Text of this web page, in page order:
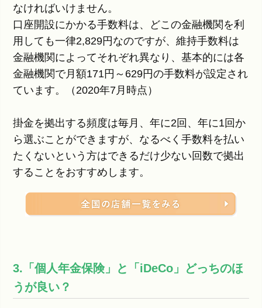
なければいけません。
口座開設にかかる手数料は、どこの金融機関を利
用しても一律2,829円なのですが、維持手数料は
金融機関によってそれぞれ異なり、基本的には各
金融機関で月額171円～629円の手数料が設定され
ています。（2020年7月時点）
掛金を拠出する頻度は毎月、年に2回、年に1回か
ら選ぶことができますが、なるべく手数料を払い
たくないという方はできるだけ少ない回数で拠出
することをおすすめします。
3.「個人年金保険」と「iDeCo」どっちのほ
うが良い？